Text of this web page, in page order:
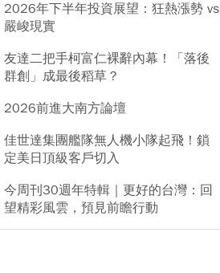
2026年下半年投資展望：狂熱漲勢 vs
嚴峻現實
友達二把手柯富仁裸辭內幕！「落後
群創」成最後稻草？
2026前進大南方論壇
佳世達集團艦隊無人機小隊起飛！鎖
定美日頂級客戶切入
今周刊30週年特輯｜更好的台灣：回
望精彩風雲，預見前瞻行動